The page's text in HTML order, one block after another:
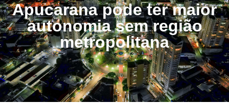
Apucarana pode ter maior
autonomia sem região
metropolitana